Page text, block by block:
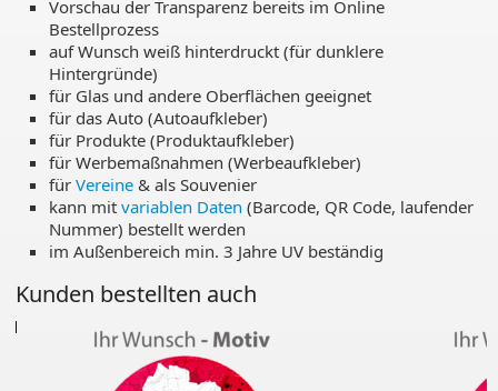
Vorschau der Transparenz bereits im Online
Bestellprozess
auf Wunsch weiß hinterdruckt (für dunklere
Hintergründe)
für Glas und andere Oberflächen geeignet
für das Auto (Autoaufkleber)
für Produkte (Produktaufkleber)
für Werbemaßnahmen (Werbeaufkleber)
fürVereine & als Souvenier
kann mitvariablen Daten (Barcode, QR Code, laufender
Nummer) bestellt werden
im Außenbereich min. 3 Jahre UV beständig
Kunden bestellten auch